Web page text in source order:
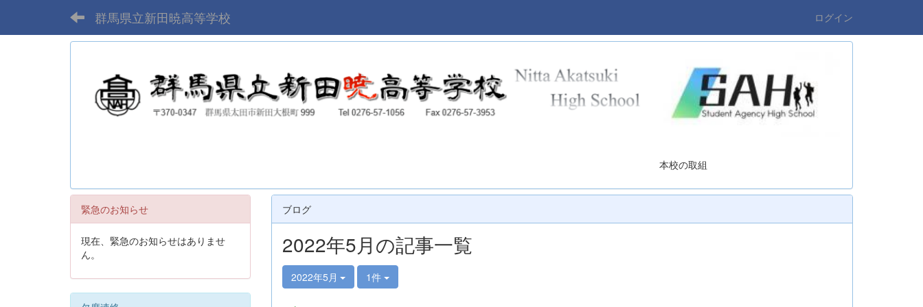
群馬県立新田暁高等学校 ログイン
本校の取組
ブログ
2022年5月の記事一覧
2022年5月 1件
緊急のお知らせ
現在、緊急のお知らせはありませ
ん。